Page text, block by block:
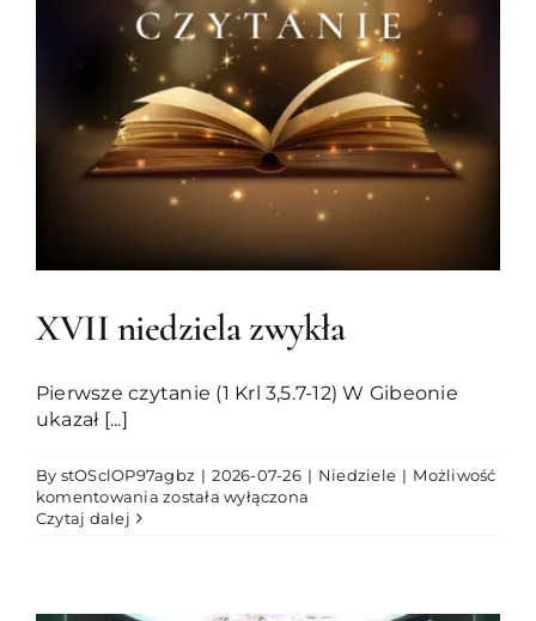
XVII niedziela zwykła
Pierwsze czytanie (1 Krl 3,5.7-12) W Gibeonie
ukazał [...]
By stOSclOP97agbz | 2026-07-26 | Niedziele | Możliwość
komentowaniaXVII
została wyłączona
Czytaj dalej